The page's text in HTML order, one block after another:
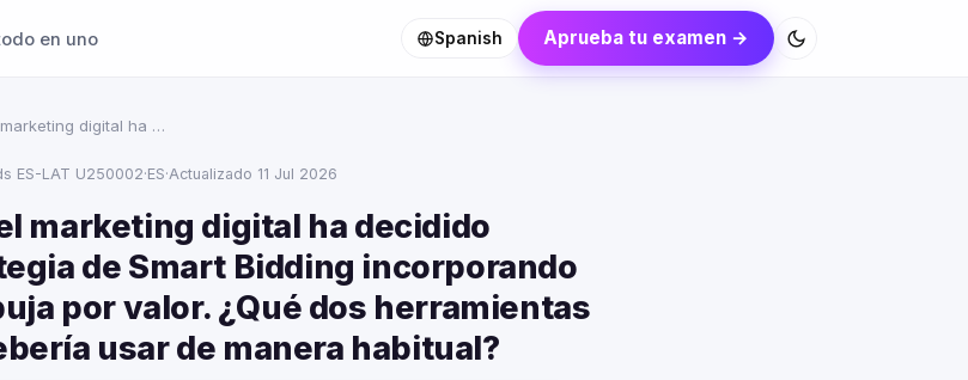
en uno Spanish Aprueba tu examen →
digital ha …
ES-LAT U250002·ES·Actualizado 11 Jul 2026
marketing digital ha decidido
de Smart Bidding incorporando
por valor. ¿Qué dos herramientas
usar de manera habitual?